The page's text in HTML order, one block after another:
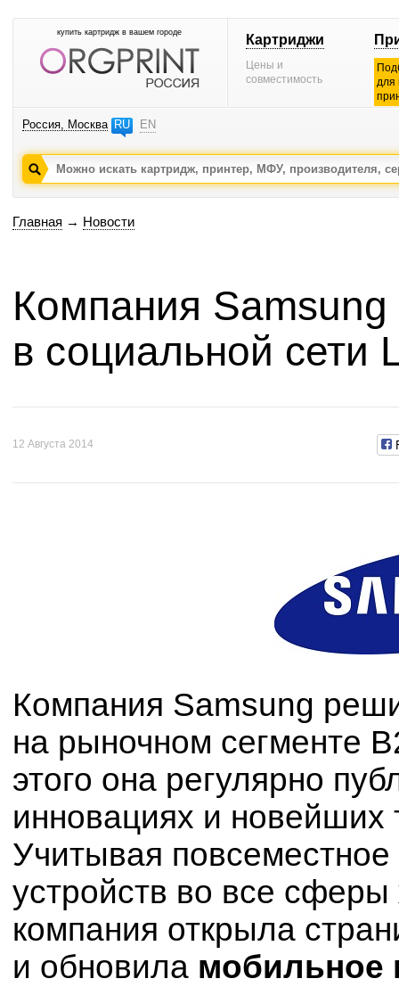
купить картридж в вашем городе Картриджи
Цены и
совместимость
для
Россия, Москва RU EN
Главная → Новости
Компания Samsung
в социальной сети
12 Августа 2014
Компания Samsung
на рыночном сегменте
этого она регулярно
инновациях и новейших
Учитывая
устройств во все
компания открыла
и обновила мобильное